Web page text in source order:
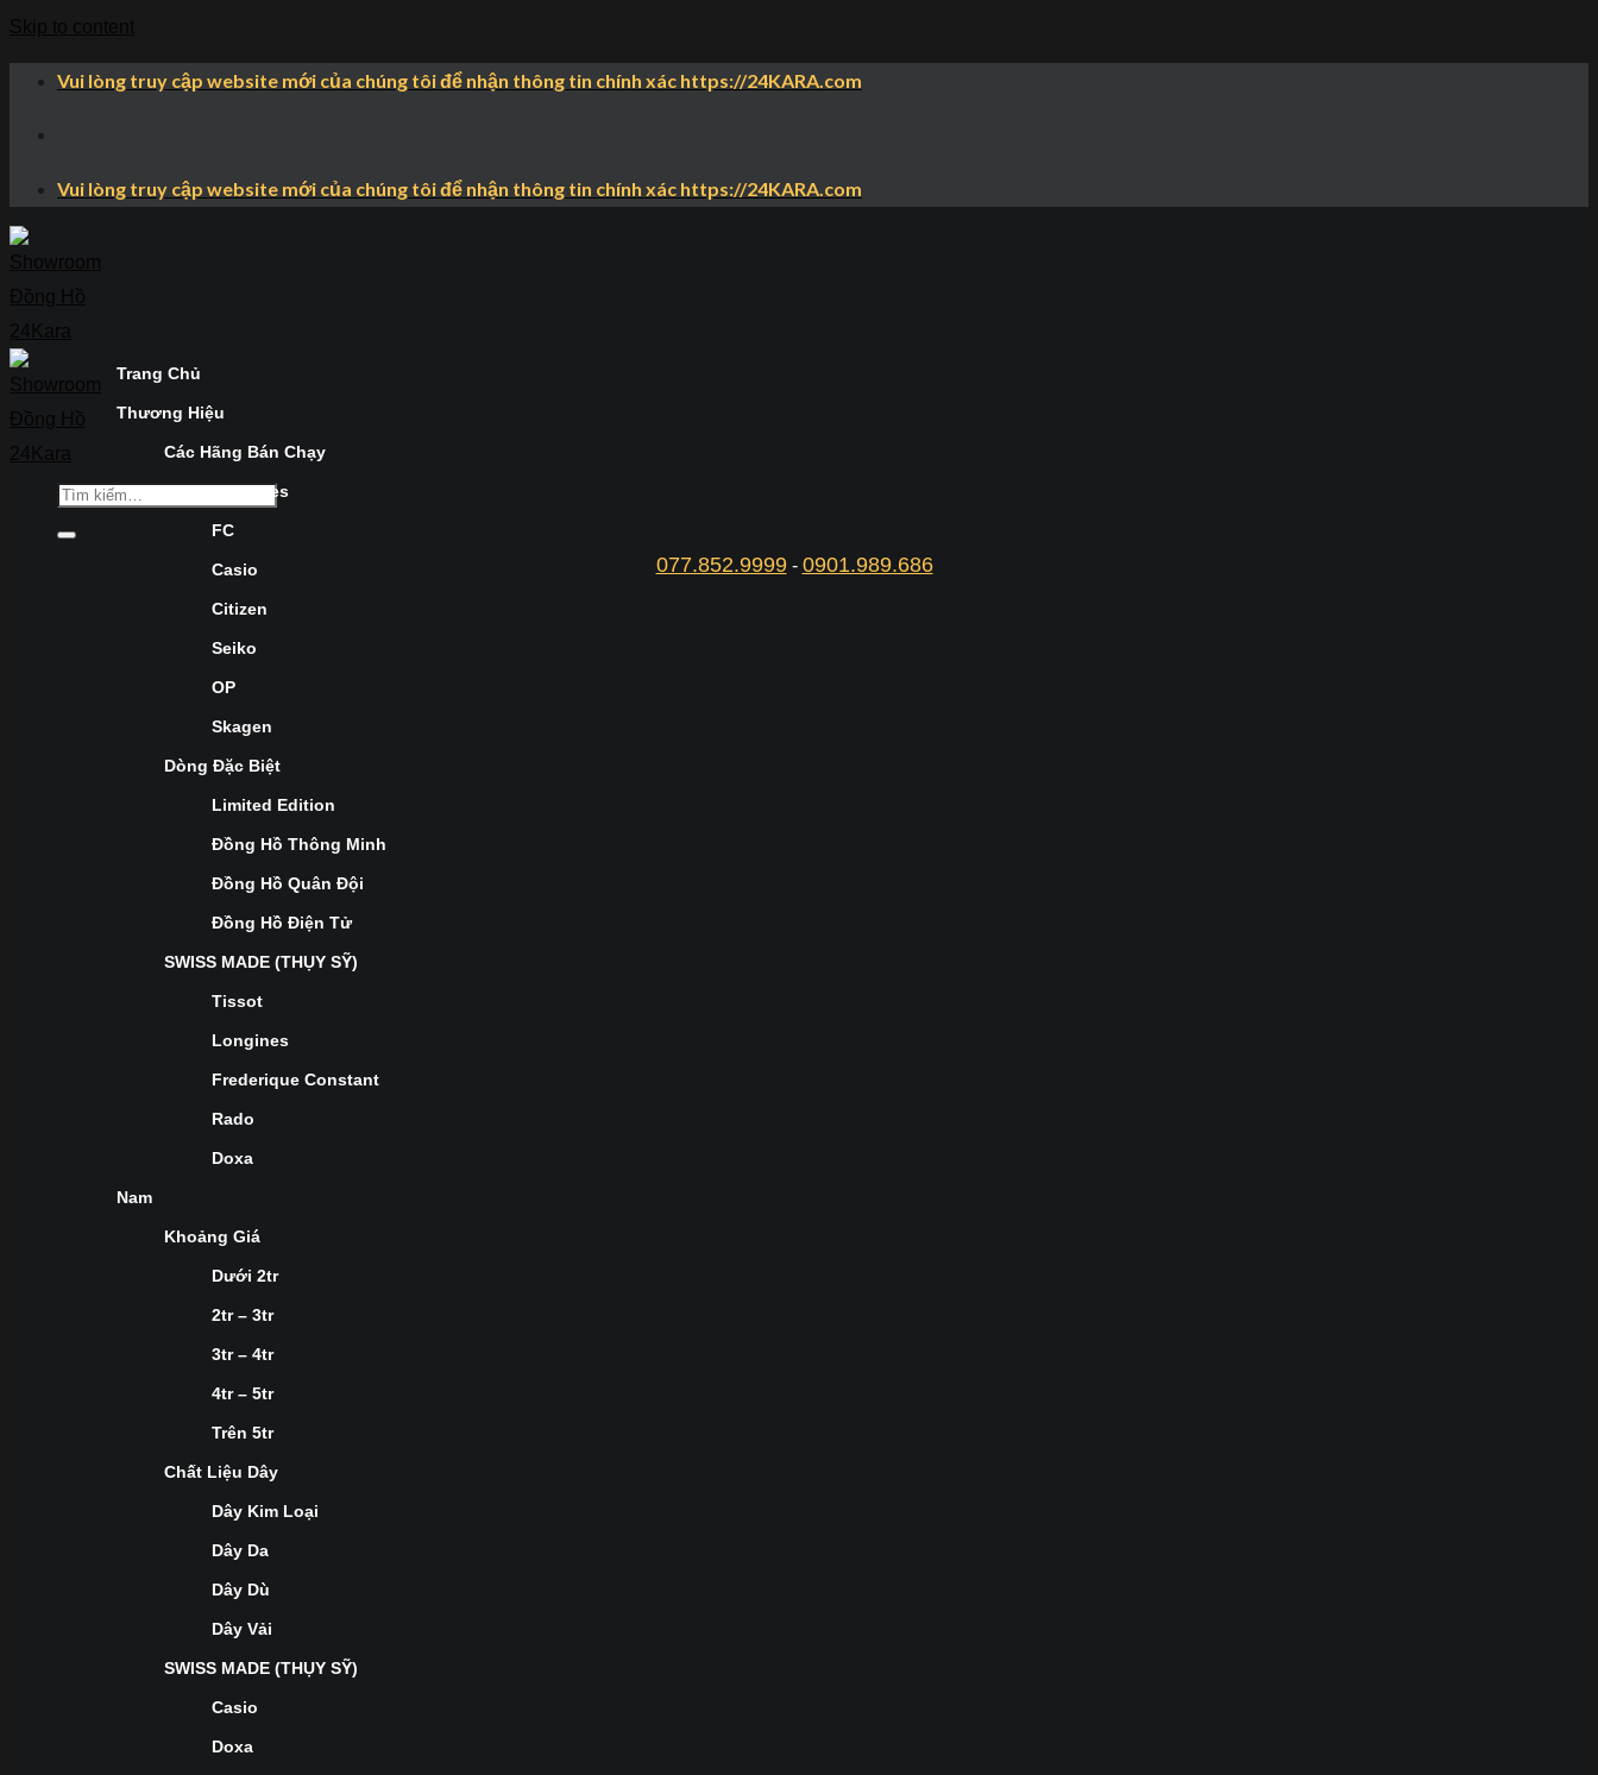
Vui lòng truy cập website mới của chúng tôi để nhận thông tin chính xác https://24KARA.com
Vui lòng truy cập website mới của chúng tôi để nhận thông tin chính xác https://24KARA.com
077.852.9999- 0901.989.686
Trang Chủ
Thương Hiệu
Các Hãng Bán Chạy
Longines
FC
Casio
Citizen
Seiko
OP
Skagen
Dòng Đặc Biệt
Limited Edition
Đồng Hồ Thông Minh
Đồng Hồ Quân Đội
Đồng Hồ Điện Tử
SWISS MADE (THỤY SỸ)
Tissot
Longines
Frederique Constant
Rado
Doxa
Nam
Khoảng Giá
Dưới 2tr
2tr – 3tr
3tr – 4tr
4tr – 5tr
Trên 5tr
Chất Liệu Dây
Dây Kim Loại
Dây Da
Dây Dù
Dây Vải
SWISS MADE (THỤY SỸ)
Casio
Doxa